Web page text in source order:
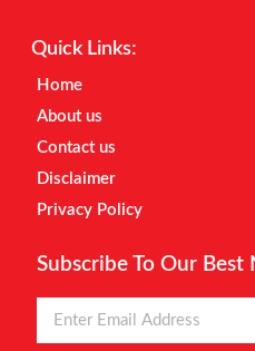
Quick Links:
Home
About us
Contact us
Disclaimer
Privacy Policy
Subscribe To Our Best